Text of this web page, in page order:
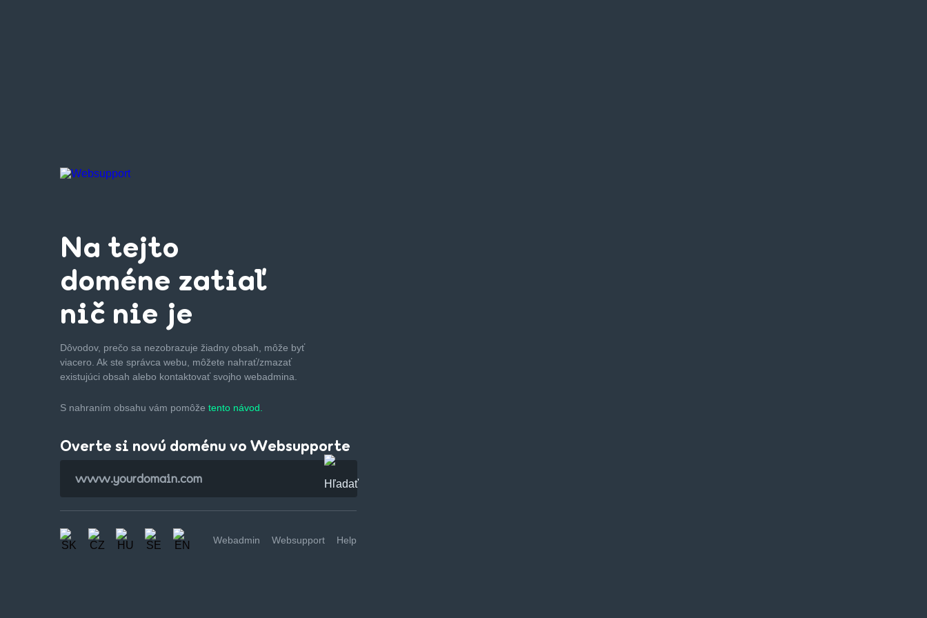
Na tejto
doméne zatiaľ
nič nie je
Dôvodov, prečo sa nezobrazuje žiadny obsah, môže byť
viacero. Ak ste správca webu, môžete nahrať/zmazať
existujúci obsah alebo kontaktovať svojho webadmina.
S nahraním obsahu vám pomôže tento návod.
Overte si novú doménu vo Websupporte
Webadmin Websupport Help